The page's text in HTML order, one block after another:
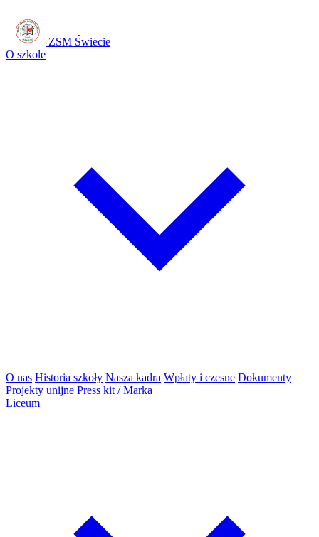
ZSM Świecie
O szkole
O nas Historia szkoły Nasza kadra Wpłaty i czesne Dokumenty
Projekty unijne Press kit / Marka
Liceum